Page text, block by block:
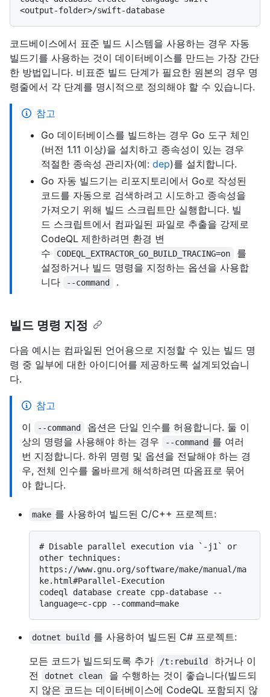
코드베이스에서 표준 빌드 시스템을 사용하는 경우 자동
빌드기를 사용하는 것이 데이터베이스를 만드는 가장 간단
한 방법입니다. 비표준 빌드 단계가 필요한 원본의 경우 명
령줄에서 각 단계를 명시적으로 정의해야 할 수 있습니다.
참고
Go 데이터베이스를 빌드하는 경우 Go 도구 체인
(버전 1.11 이상)을 설치하고 종속성이 있는 경우
적절한 종속성 관리자(예: dep)를 설치합니다.
Go 자동 빌드기는 리포지토리에서 Go로 작성된
코드를 자동으로 검색하려고 시도하고 종속성을
가져오기 위해 빌드 스크립트만 실행합니다. 빌
드 스크립트에서 컴파일된 파일로 추출을 강제로
CodeQL 제한하려면 환경 변
수
CODEQL_EXTRACTOR_GO_BUILD_TRACING=on
를
설정하거나 빌드 명령을 지정하는 옵션을 사용합
니다
--command .
빌드 명령 지정
다음 예시는 컴파일된 언어용으로 지정할 수 있는 빌드 명
령 중 일부에 대한 아이디어를 제공하도록 설계되었습니
다.
참고
이
--command
옵션은 단일 인수를 허용합니다. 둘 이
상의 명령을 사용해야 하는 경우
--command 를 여러
번 지정합니다. 하위 명령 및 옵션을 전달해야 하는 경
우, 전체 인수를 올바르게 해석하려면 따옴표로 묶어
야 합니다.
make 를 사용하여 빌드된 C/C++ 프로젝트:
# Disable parallel execution via `-j1` or
other techniques:
https://www.gnu.org/software/make/manual/ma
ke.html#Parallel-Execution
codeql database create cpp-database --
dotnet build 를 사용하여 빌드된 C# 프로젝트:
모든 코드가 빌드되도록 추가
/t:rebuild
하거나 이
전
dotnet clean
을 수행하는 것이 좋습니다(빌드되
지 않은 코드는 데이터베이스에 CodeQL 포함되지 않